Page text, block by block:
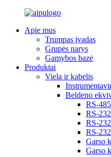
Apie mus
Trumpas įvadas
Grupės narys
Gamybos bazė
Produktai
Viela ir kabelis
Beldeno
RS-
RS-
RS-
RS-
Garso
Garso